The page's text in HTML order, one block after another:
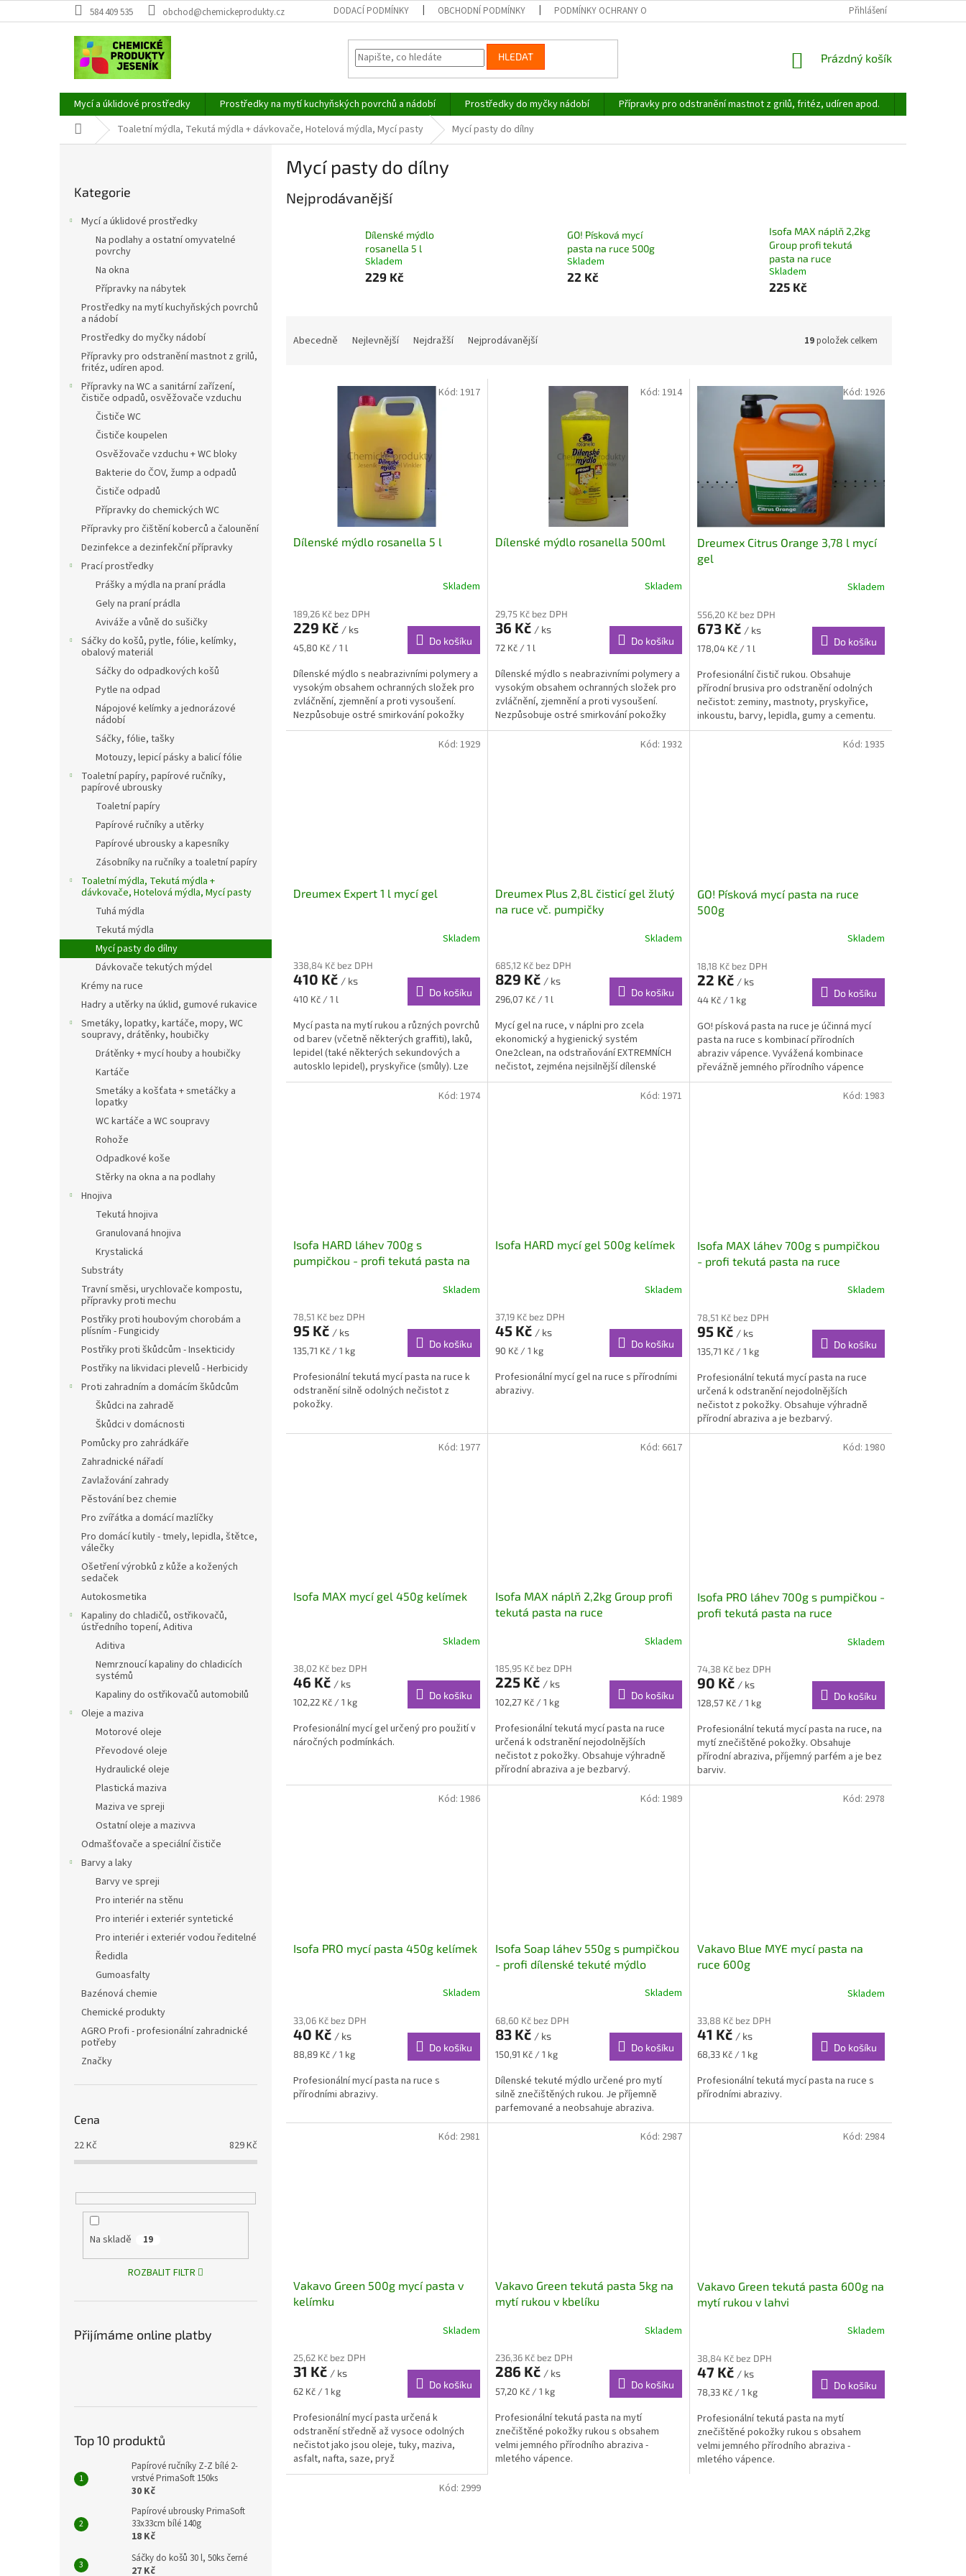
na
584 409 535 obchod@chemickeprodukty.cz DODACÍ PODMÍNKY OBCHODNÍ PODMÍNKY PODMÍNKY OCHRANY OSOBNÍCH ÚDAJŮ Přihlášení
HLEDAT
NÁKUPNÍ
Prázdný košík
Mycí a úklidové prostředky Prostředky na mytí kuchyňských povrchů a nádobí Prostředky do myčky nádobí Přípravky pro odstranění mastnot z grilů, fritéz, udíren apod.
Domů Toaletní mýdla, Tekutá mýdla + dávkovače, Hotelová mýdla, Mycí pasty Mycí pasty do dílny
kategorie
Kategorie
Mycí a úklidové prostředky
Na podlahy a ostatní omyvatelné
povrchy
Na okna
Přípravky na nábytek
Prostředky na mytí kuchyňských povrchů
a nádobí
Prostředky do myčky nádobí
Přípravky pro odstranění mastnot z grilů,
fritéz, udíren apod.
Přípravky na WC a sanitární zařízení,
čističe odpadů, osvěžovače vzduchu
Čističe WC
Čističe koupelen
Osvěžovače vzduchu + WC bloky
Bakterie do ČOV, žump a odpadů
Čističe odpadů
Přípravky do chemických WC
Přípravky pro čištění koberců a čalounění
Dezinfekce a dezinfekční přípravky
Prací prostředky
Prášky a mýdla na praní prádla
Gely na praní prádla
Aviváže a vůně do sušičky
Sáčky do košů, pytle, fólie, kelímky,
obalový materiál
Sáčky do odpadkových košů
Pytle na odpad
Nápojové kelímky a jednorázové
nádobí
Sáčky, fólie, tašky
Motouzy, lepicí pásky a balicí fólie
Toaletní papíry, papírové ručníky,
papírové ubrousky
Toaletní papíry
Papírové ručníky a utěrky
Papírové ubrousky a kapesníky
Zásobníky na ručníky a toaletní papíry
Toaletní mýdla, Tekutá mýdla +
dávkovače, Hotelová mýdla, Mycí pasty
Tuhá mýdla
Tekutá mýdla
Mycí pasty do dílny
Dávkovače tekutých mýdel
Krémy na ruce
Hadry a utěrky na úklid, gumové rukavice
Smetáky, lopatky, kartáče, mopy, WC
soupravy, drátěnky, houbičky
Drátěnky + mycí houby a houbičky
Kartáče
Smetáky a košťata + smetáčky a
lopatky
WC kartáče a WC soupravy
Rohože
Odpadkové koše
Stěrky na okna a na podlahy
Hnojiva
Tekutá hnojiva
Granulovaná hnojiva
Krystalická
Substráty
Travní směsi, urychlovače kompostu,
přípravky proti mechu
Postřiky proti houbovým chorobám a
plísním - Fungicidy
Postřiky proti škůdcům - Insekticidy
Postřiky na likvidaci plevelů - Herbicidy
Proti zahradním a domácím škůdcům
Škůdci na zahradě
Škůdci v domácnosti
Pomůcky pro zahrádkáře
Zahradnické nářadí
Zavlažování zahrady
Pěstování bez chemie
Pro zvířátka a domácí mazlíčky
Pro domácí kutily - tmely, lepidla, štětce,
válečky
Ošetření výrobků z kůže a kožených
sedaček
Autokosmetika
Kapaliny do chladičů, ostřikovačů,
ústředního topení, Aditiva
Aditiva
Nemrznoucí kapaliny do chladicích
systémů
Kapaliny do ostřikovačů automobilů
Oleje a maziva
Motorové oleje
Převodové oleje
Hydraulické oleje
Plastická maziva
Maziva ve spreji
Ostatní oleje a mazivva
Odmašťovače a speciální čističe
Barvy a laky
Barvy ve spreji
Pro interiér na stěnu
Pro interiér i exteriér syntetické
Pro interiér i exteriér vodou ředitelné
Ředidla
Gumoasfalty
Bazénová chemie
Chemické produkty
AGRO Profi - profesionální zahradnické
potřeby
Značky
Cena
22Kč 829Kč
Na skladě 19
ROZBALIT FILTR
Přijímáme online platby
Top 10 produktů
Papírové ručníky Z-Z bílé 2-
vrstvé PrimaSoft 150ks
30 Kč
Papírové ubrousky PrimaSoft
33x33cm bílé 140g
18 Kč
Sáčky do košů 30 l, 50ks černé
27 Kč
Mycí pasty do dílny
Nejprodávanější
Dílenské mýdlo
rosanella 5 l
Skladem
229 Kč
GO! Písková mycí
pasta na ruce 500g
Skladem
22 Kč
Isofa MAX náplň 2,2kg
Group profi tekutá
pasta na ruce
Skladem
225 Kč
Abecedně Nejlevnější Nejdražší Nejprodávanější 19položek celkem
Dílenské mýdlo rosanella 5 l
Skladem
189,26 Kč bez DPH
229 Kč / ks
Měrná
45,80 Kč / 1 l
Do košíku
Dílenské mýdlo s neabrazivními polymery a
vysokým obsahem ochranných složek pro
zvláčnění, zjemnění a proti vysoušení.
Nezpůsobuje ostré smirkování pokožky
jako běžné mycí pasty.
Kód: 1917
Dílenské mýdlo rosanella 500ml
Skladem
29,75 Kč bez DPH
36 Kč / ks
Měrná
72 Kč / 1 l
Do košíku
Dílenské mýdlo s neabrazivními polymery a
vysokým obsahem ochranných složek pro
zvláčnění, zjemnění a proti vysoušení.
Nezpůsobuje ostré smirkování pokožky
jako běžné mycí pasty.
Kód: 1914
Dreumex Citrus Orange 3,78 l mycí
gel
Skladem
556,20 Kč bez DPH
673 Kč / ks
Měrná
178,04 Kč / 1 l
Do košíku
Profesionální čistič rukou. Obsahuje
přírodní brusiva pro odstranění odolných
nečistot: zeminy, mastnoty, pryskyřice,
inkoustu, barvy, lepidla, gumy a cementu.
Se svěží citrusovou vůní.
Kód: 1926
Dreumex Expert 1 l mycí gel
Skladem
338,84 Kč bez DPH
410 Kč / ks
Měrná
410 Kč / 1 l
Do košíku
Mycí pasta na mytí rukou a různých povrchů
od barev (včetně některých graffiti), laků,
lepidel (také některých sekundových a
autosklo lepidel), pryskyřice (smůly). Lze
odstranit i některé typy lepidel po
Kód: 1929
Dreumex Plus 2,8L čisticí gel žlutý
na ruce vč. pumpičky
Skladem
685,12 Kč bez DPH
829 Kč / ks
Měrná
296,07 Kč / 1 l
Do košíku
Mycí gel na ruce, v náplni pro zcela
ekonomický a hygienický systém
One2clean, na odstraňování EXTREMNÍCH
nečistot, zejména nejsilnější dílenské
špíny, maziv, gumy, gumoasfaltu, asfaltu a
Kód: 1932
GO! Písková mycí pasta na ruce
500g
Skladem
18,18 Kč bez DPH
22 Kč / ks
Měrná
44 Kč / 1 kg
Do košíku
GO! písková pasta na ruce je účinná mycí
pasta na ruce s kombinací přírodních
abraziv vápence. Vyvážená kombinace
převážně jemného přírodního vápence
zaručuje dobrou mycí schopnost a šetrnost
k pokožce. Glycerin příznivě působí na
Kód: 1935
Isofa HARD láhev 700g s
pumpičkou - profi tekutá pasta na
Skladem
78,51 Kč bez DPH
95 Kč / ks
Měrná
135,71 Kč / 1 kg
Do košíku
Profesionální tekutá mycí pasta na ruce k
odstranění silně odolných nečistot z
pokožky.
Kód: 1974
Isofa HARD mycí gel 500g kelímek
Skladem
37,19 Kč bez DPH
45 Kč / ks
Měrná
90 Kč / 1 kg
Do košíku
Profesionální mycí gel na ruce s přírodními
abrazivy.
Kód: 1971
Isofa MAX láhev 700g s pumpičkou
- profi tekutá pasta na ruce
Skladem
78,51 Kč bez DPH
95 Kč / ks
Měrná
135,71 Kč / 1 kg
Do košíku
Profesionální tekutá mycí pasta na ruce
určená k odstranění nejodolnějších
nečistot z pokožky. Obsahuje výhradně
přírodní abraziva a je bezbarvý.
Kód: 1983
Isofa MAX mycí gel 450g kelímek
Skladem
38,02 Kč bez DPH
46 Kč / ks
Měrná
102,22 Kč / 1 kg
Do košíku
Profesionální mycí gel určený pro použití v
náročných podmínkách.
Kód: 1977
Isofa MAX náplň 2,2kg Group profi
tekutá pasta na ruce
Skladem
185,95 Kč bez DPH
225 Kč / ks
Měrná
102,27 Kč / 1 kg
Do košíku
Profesionální tekutá mycí pasta na ruce
určená k odstranění nejodolnějších
nečistot z pokožky. Obsahuje výhradně
přírodní abraziva a je bezbarvý.
Kód: 6617
Isofa PRO láhev 700g s pumpičkou -
profi tekutá pasta na ruce
Skladem
74,38 Kč bez DPH
90 Kč / ks
Měrná
128,57 Kč / 1 kg
Do košíku
Profesionální tekutá mycí pasta na ruce, na
mytí znečištěné pokožky. Obsahuje
přírodní abraziva, příjemný parfém a je bez
barviv.
Kód: 1980
Isofa PRO mycí pasta 450g kelímek
Skladem
33,06 Kč bez DPH
40 Kč / ks
Měrná
88,89 Kč / 1 kg
Do košíku
Profesionální mycí pasta na ruce s
přírodními abrazivy.
Kód: 1986
Isofa Soap láhev 550g s pumpičkou
- profi dílenské tekuté mýdlo
Skladem
68,60 Kč bez DPH
83 Kč / ks
Měrná
150,91 Kč / 1 kg
Do košíku
Dílenské tekuté mýdlo určené pro mytí
silně znečištěných rukou. Je příjemně
parfemované a neobsahuje abraziva.
Kód: 1989
Vakavo Blue MYE mycí pasta na
ruce 600g
Skladem
33,88 Kč bez DPH
41 Kč / ks
Měrná
68,33 Kč / 1 kg
Do košíku
Profesionální tekutá mycí pasta na ruce s
přírodními abrazivy.
Kód: 2978
Vakavo Green 500g mycí pasta v
kelímku
Skladem
25,62 Kč bez DPH
31 Kč / ks
Měrná
62 Kč / 1 kg
Do košíku
Profesionální mycí pasta určená k
odstranění středně až vysoce odolných
nečistot jako jsou oleje, tuky, maziva,
asfalt, nafta, saze, pryž
Kód: 2981
Vakavo Green tekutá pasta 5kg na
mytí rukou v kbelíku
Skladem
236,36 Kč bez DPH
286 Kč / ks
Měrná
57,20 Kč / 1 kg
Do košíku
Profesionální tekutá pasta na mytí
znečištěné pokožky rukou s obsahem
velmi jemného přírodního abraziva -
mletého vápence.
Kód: 2987
Vakavo Green tekutá pasta 600g na
mytí rukou v lahvi
Skladem
38,84 Kč bez DPH
47 Kč / ks
Měrná
78,33 Kč / 1 kg
Do košíku
Profesionální tekutá pasta na mytí
znečištěné pokožky rukou s obsahem
velmi jemného přírodního abraziva -
mletého vápence.
Kód: 2984
Kód: 2999